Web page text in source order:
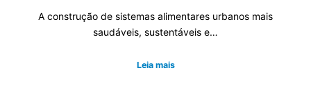
A construção de sistemas alimentares urbanos mais
saudáveis, sustentáveis e…
Leia mais